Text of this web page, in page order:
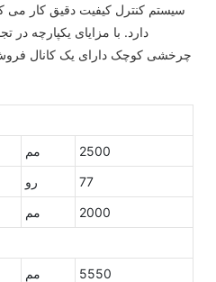
سیستم کنترل کیفیت دقیق کار می
دارد. با مزایای یکپارچه
چرخشی کوچک دارای یک کانال
مم
2500
رو
77
مم
2000
مم
5550